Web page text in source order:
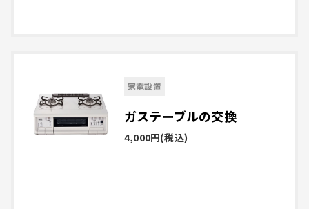
家電設置
ガステーブルの交換
4,000円(税込)